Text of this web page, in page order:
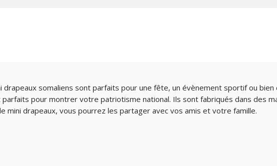
drapeaux somaliens sont parfaits pour une fête, un évènement sportif ou bien
pour montrer votre patriotisme national. Ils sont fabriqués dans des
mini drapeaux, vous pourrez les partager avec vos amis et votre famille.